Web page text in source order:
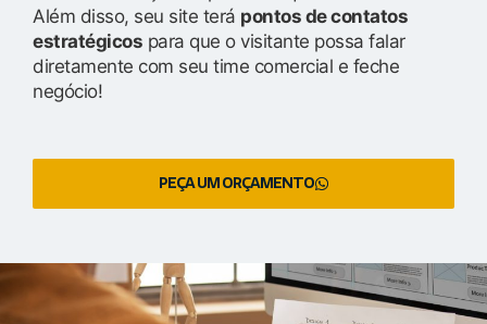
Além disso, seu site terá pontos de contatos
estratégicos para que o visitante possa falar
diretamente com seu time comercial e feche
negócio!
PEÇA UM ORÇAMENTO